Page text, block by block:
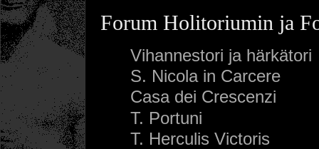
Forum Holitoriumin ja
Vihannestori ja härkätori
S. Nicola in Carcere
Casa dei Crescenzi
T. Portuni
T. Herculis Victoris